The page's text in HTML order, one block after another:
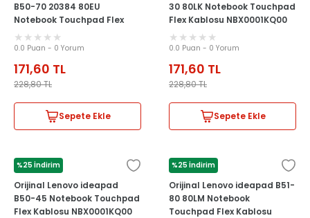
B50-70 20384 80EU
Notebook Touchpad Flex
Kablosu NBX0001KQ00
0.0 Puan - 0 Yorum
171,60 TL
228,80TL
Sepete Ekle
30 80LK Notebook Touchpad
Flex Kablosu NBX0001KQ00
0.0 Puan - 0 Yorum
171,60 TL
228,80TL
Sepete Ekle
%25 İndirim
LENOVO
Orijinal Lenovo ideapad
B50-45 Notebook Touchpad
Flex Kablosu NBX0001KQ00
%25 İndirim
LENOVO
Orijinal Lenovo ideapad B51-
80 80LM Notebook
Touchpad Flex Kablosu